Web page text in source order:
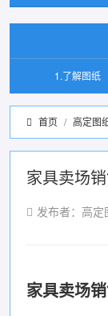
1.了解图纸
首页 高定图
家具卖场
发布者：高定
家具卖场